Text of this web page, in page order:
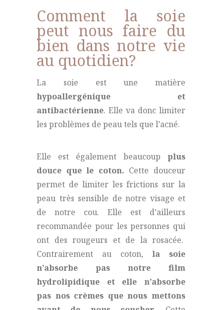
Comment la soie
peut nous faire du
bien dans notre vie
au quotidien?
La soie est une matière
hypoallergénique et
antibactérienne. Elle va donc limiter
les problèmes de peau tels que l’acné.
Elle est également beaucoup plus
douce que le coton. Cette douceur
permet de limiter les frictions sur la
peau très sensible de notre visage et
de notre cou. Elle est d’ailleurs
recommandée pour les personnes qui
ont des rougeurs et de la rosacée.
Contrairement au coton, la soie
n’absorbe pas notre film
hydrolipidique et elle n’absorbe
pas nos crèmes que nous mettons